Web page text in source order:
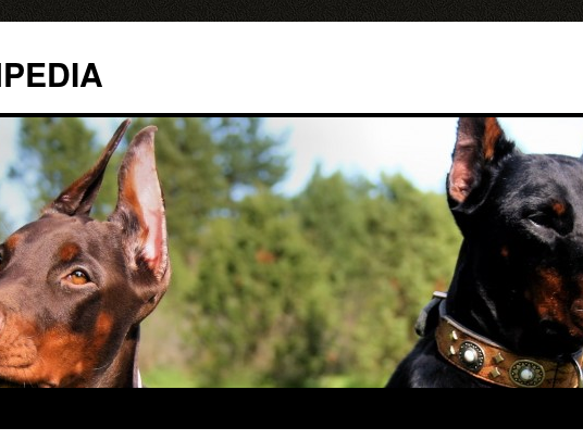
Libro: "20 trucosincreíblespara hacer con tu perro" ¿Qué esperas? ¡Descárgalo GRATIS!